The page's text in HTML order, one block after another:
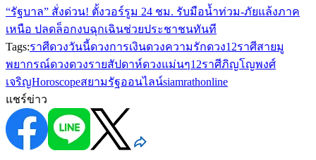
“รัฐบาล” สั่งด่วน! ตั้งวอร์รูม 24 ชม. รับมือน้ำท่วม-ภัยแล้งภาค
เหนือ ปลดล็อกงบฉุกเฉินช่วยประชาชนทันที
Tags:ราศีดวงวันนี้ดวงการเงินดวงความรักดวง12ราศีสายมู
พยากรณ์ดวงดวงรายสัปดาห์ดวงแม่นๆ12ราศีภิญโญพงศ์
เจริญHoroscopeสยามรัฐออนไลน์siamrathonline
แชร์ข่าว